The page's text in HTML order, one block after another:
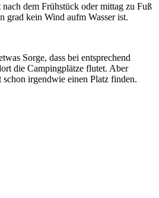
dem Frühstück oder mittag zu Fuß
grad kein Wind aufm Wasser ist.
Sorge, dass bei entsprechend
die Campingplätze flutet. Aber
irgendwie einen Platz finden.